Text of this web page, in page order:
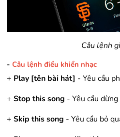
Câu lệnh
- Câu lệnh điều khiển nhạc
+ Play [tên bài hát] - Yêu cầu
+ Stop this song - Yêu cầu
+ Skip this song - Yêu cầu bỏ